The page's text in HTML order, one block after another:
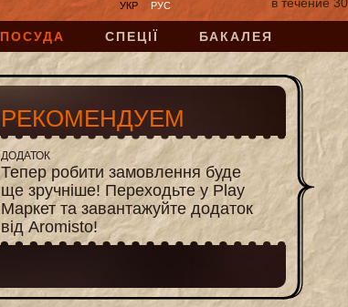
ПОСУДА СПЕЦІЇ БАКАЛЕЯ
УКР РУС
РЕКОМЕНДУЕМ
ДОДАТОК
Тепер робити замовлення буде
ще зручніше! Переходьте у Play
Маркет та завантажуйте додаток
від Aromisto!